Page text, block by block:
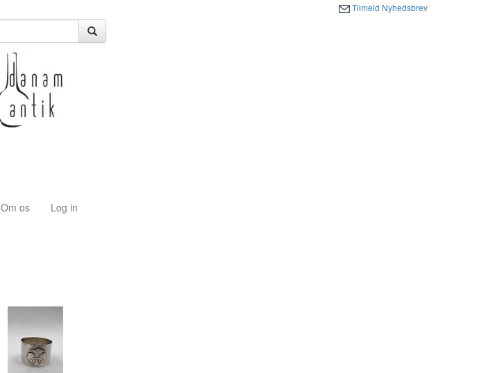
Tilmeld Nyhedsbrev
Om os Log in